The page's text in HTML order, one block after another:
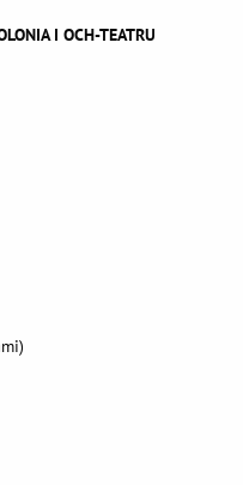
I OCH-TEATRU